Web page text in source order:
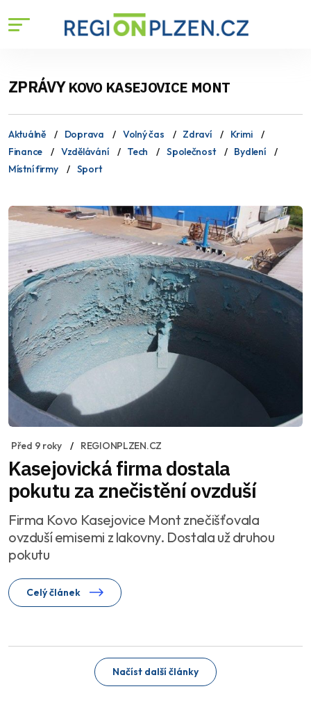
ZPRÁVYKOVO KASEJOVICE MONT
Aktuálně Doprava Volný čas Zdraví
Krimi
Finance
Vzdělávání Tech Společnost
Bydlení
Místní firmy
Sport
Před 9 roky REGIONPLZEN.CZ
Kasejovická firma dostala
pokutu za znečistění ovzduší
Firma Kovo Kasejovice Mont znečišťovala
ovzduší emisemi z lakovny. Dostala už druhou
pokutu
Celý článek
Načíst další články